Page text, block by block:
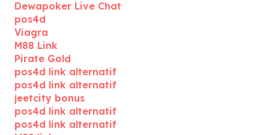
Dewapoker Live Chat
pos4d
Viagra
M88 Link
Pirate Gold
pos4d link alternatif
pos4d link alternatif
jeetcity bonus
pos4d link alternatif
pos4d link alternatif